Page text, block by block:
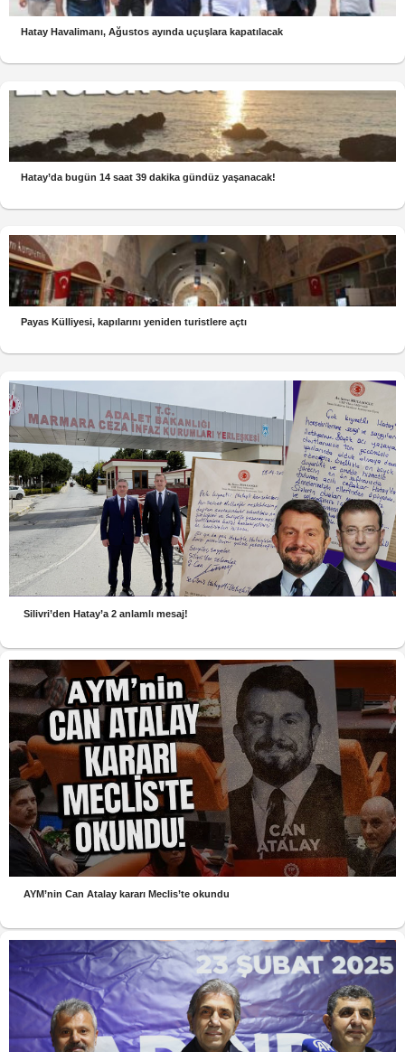
Hatay Havalimanı, Ağustos ayında uçuşlara kapatılacak
Hatay’da bugün 14 saat 39 dakika gündüz yaşanacak!
Payas Külliyesi, kapılarını yeniden turistlere açtı
Silivri’den Hatay’a 2 anlamlı mesaj!
AYM’nin Can Atalay kararı Meclis’te okundu